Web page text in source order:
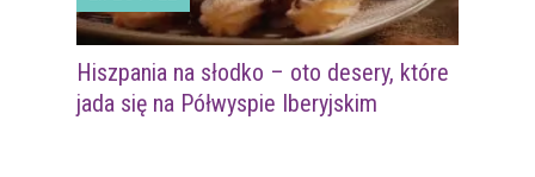
Hiszpania na słodko – oto desery, które
jada się na Półwyspie Iberyjskim